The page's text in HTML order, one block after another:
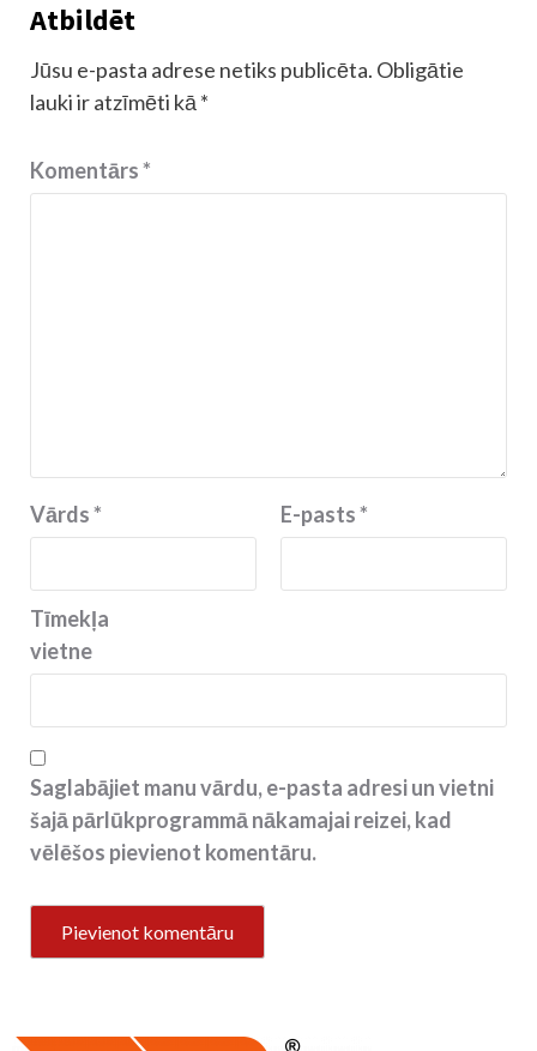
Atbildēt
Jūsu e-pasta adrese netiks publicēta. Obligātie
lauki ir atzīmēti kā *
Komentārs*
Vārds* E-pasts*
Tīmekļa
vietne
Saglabājiet manu vārdu, e-pasta adresi un vietni
šajā pārlūkprogrammā nākamajai reizei, kad
vēlēšos pievienot komentāru.